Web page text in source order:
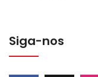
Siga-nos